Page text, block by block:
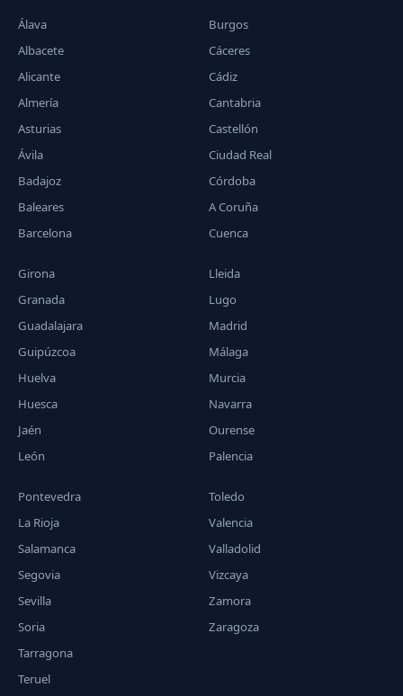
Álava
Albacete
Alicante
Almería
Asturias
Ávila
Badajoz
Baleares
Barcelona
Burgos
Cáceres
Cádiz
Cantabria
Castellón
Ciudad Real
Córdoba
A Coruña
Cuenca
Girona
Granada
Guadalajara
Guipúzcoa
Huelva
Huesca
Jaén
León
Lleida
Lugo
Madrid
Málaga
Murcia
Navarra
Ourense
Palencia
Pontevedra
La Rioja
Salamanca
Segovia
Sevilla
Soria
Tarragona
Teruel
Toledo
Valencia
Valladolid
Vizcaya
Zamora
Zaragoza